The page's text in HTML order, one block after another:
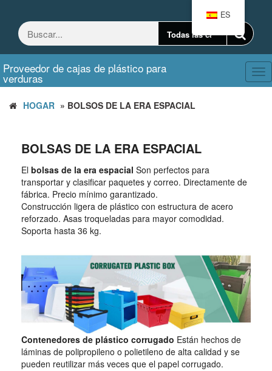
contenido
Proveedor de cajas de plástico para
verduras
HOGAR » BOLSOS DE LA ERA ESPACIAL
BOLSAS DE LA ERA ESPACIAL
El bolsas de la era espacial Son perfectos para
transportar y clasificar paquetes y correo. Directamente de
fábrica. Precio mínimo garantizado.
Construcción ligera de plástico con estructura de acero
reforzado. Asas troqueladas para mayor comodidad.
Soporta hasta 36 kg.
Contenedores de plástico corrugado Están hechos de
láminas de polipropileno o polietileno de alta calidad y se
pueden reutilizar más veces que el papel corrugado.
ES